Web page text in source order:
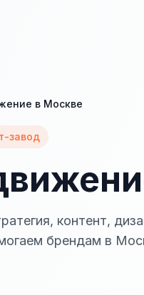
в Москве
завод
контент,
брендам в